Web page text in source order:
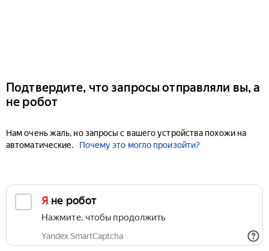
Подтвердите, что запросы отправляли вы, а
не робот
Нам очень жаль, но запросы с вашего устройства похожи на
автоматические.
Почему это могло произойти?
Я не робот
Нажмите, чтобы продолжить
Yandex SmartCaptcha